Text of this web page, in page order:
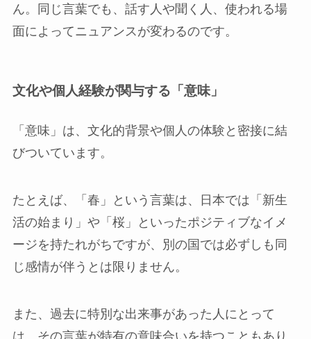
ん。同じ言葉でも、話す人や聞く人、使われる場
面によってニュアンスが変わるのです。
文化や個人経験が関与する「意味」
「意味」は、文化的背景や個人の体験と密接に結
びついています。
たとえば、「春」という言葉は、日本では「新生
活の始まり」や「桜」といったポジティブなイメ
ージを持たれがちですが、別の国では必ずしも同
じ感情が伴うとは限りません。
また、過去に特別な出来事があった人にとって
は、その言葉が特有の意味合いを持つこともあり